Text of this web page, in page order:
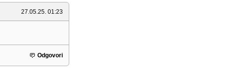
27.05.25. 01:23
Odgovori